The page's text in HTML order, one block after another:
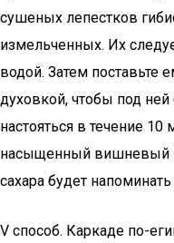
сушеных лепестков
измельченных. Их
водой. Затем поставьте
духовкой, чтобы под ней
настояться в течение 10
насыщенный вишневый
сахара будет
V cпособ. Каркаде по-